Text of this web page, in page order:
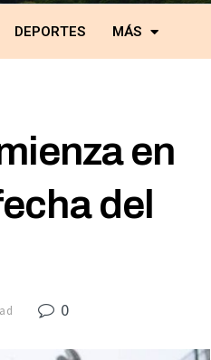
DEPORTES MÁS
en
del
0